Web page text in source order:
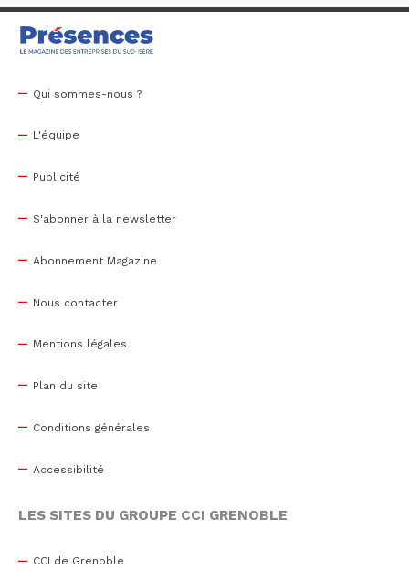
Qui sommes-nous ?
L'équipe
Publicité
S'abonner à la newsletter
Abonnement Magazine
Nous contacter
Mentions légales
Plan du site
Conditions générales
Accessibilité
LES SITES DU GROUPE CCI GRENOBLE
CCI de Grenoble